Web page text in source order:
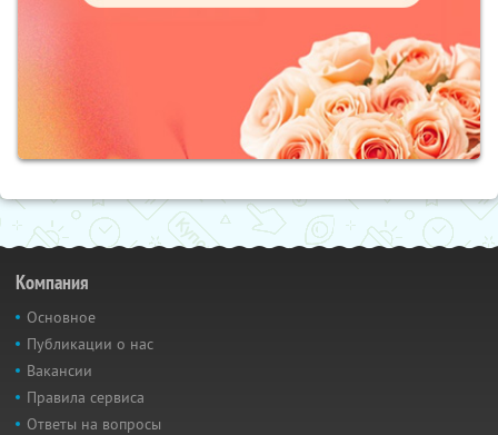
Компания
Основное
Публикации о нас
Вакансии
Правила сервиса
Ответы на вопросы